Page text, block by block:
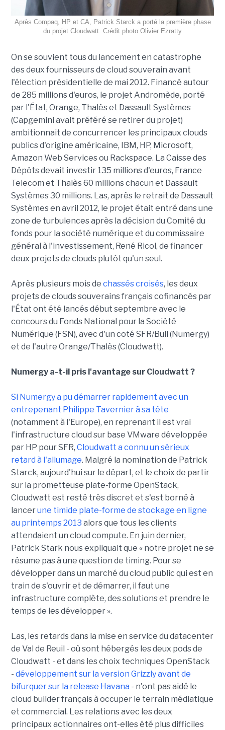
Après Compaq, HP et CA, Patrick Starck a porté la première phase
du projet Cloudwatt. Crédit photo Olivier Ezratty
On se souvient tous du lancement en catastrophe
des deux fournisseurs de cloud souverain avant
l'élection présidentielle de mai 2012. Financé autour
de 285 millions d'euros, le projet Andromède, porté
par l'État, Orange, Thalès et Dassault Systèmes
(Capgemini avait préféré se retirer du projet)
ambitionnait de concurrencer les principaux clouds
publics d'origine américaine, IBM, HP, Microsoft,
Amazon Web Services ou Rackspace. La Caisse des
Dépôts devait investir 135 millions d'euros, France
Telecom et Thalès 60 millions chacun et Dassault
Systèmes 30 millions. Las, après le retrait de Dassault
Systèmes en avril 2012, le projet était entré dans une
zone de turbulences après la décision du Comité du
fonds pour la société numérique et du commissaire
général à l'investissement, René Ricol, de financer
deux projets de clouds plutôt qu'un seul.
Après plusieurs mois de chassés croisés, les deux
projets de clouds souverains français cofinancés par
l'État ont été lancés début septembre avec le
concours du Fonds National pour la Société
Numérique (FSN), avec d'un coté SFR/Bull (Numergy)
et de l'autre Orange/Thalès (Cloudwatt).
Numergy a-t-il pris l'avantage sur Cloudwatt ?
Si Numergy a pu démarrer rapidement avec un
entrepenant Philippe Tavernier à sa tête
(notamment à l'Europe), en reprenant il est vrai
l'infrastructure cloud sur base VMware développée
par HP pour SFR, Cloudwatt a connu un sérieux
retard à l'allumage. Malgré la nomination de Patrick
Starck, aujourd'hui sur le départ, et le choix de partir
sur la prometteuse plate-forme OpenStack,
Cloudwatt est resté très discret et s'est borné à
lancerune timide plate-forme de stockage en ligne
au printemps 2013 alors que tous les clients
attendaient un cloud compute. En juin dernier,
Patrick Stark nous expliquait que « notre projet ne se
résume pas à une question de timing. Pour se
développer dans un marché du cloud public qui est en
train de s'ouvrir et de démarrer, il faut une
infrastructure complète, des solutions et prendre le
temps de les développer ».
Las, les retards dans la mise en service du datacenter
de Val de Reuil - où sont hébergés les deux pods de
Cloudwatt - et dans les choix techniques OpenStack
- développement sur la version Grizzly avant de
bifurquer sur la release Havana - n'ont pas aidé le
cloud builder français à occuper le terrain médiatique
et commercial. Les relations avec les deux
principaux actionnaires ont-elles été plus difficiles